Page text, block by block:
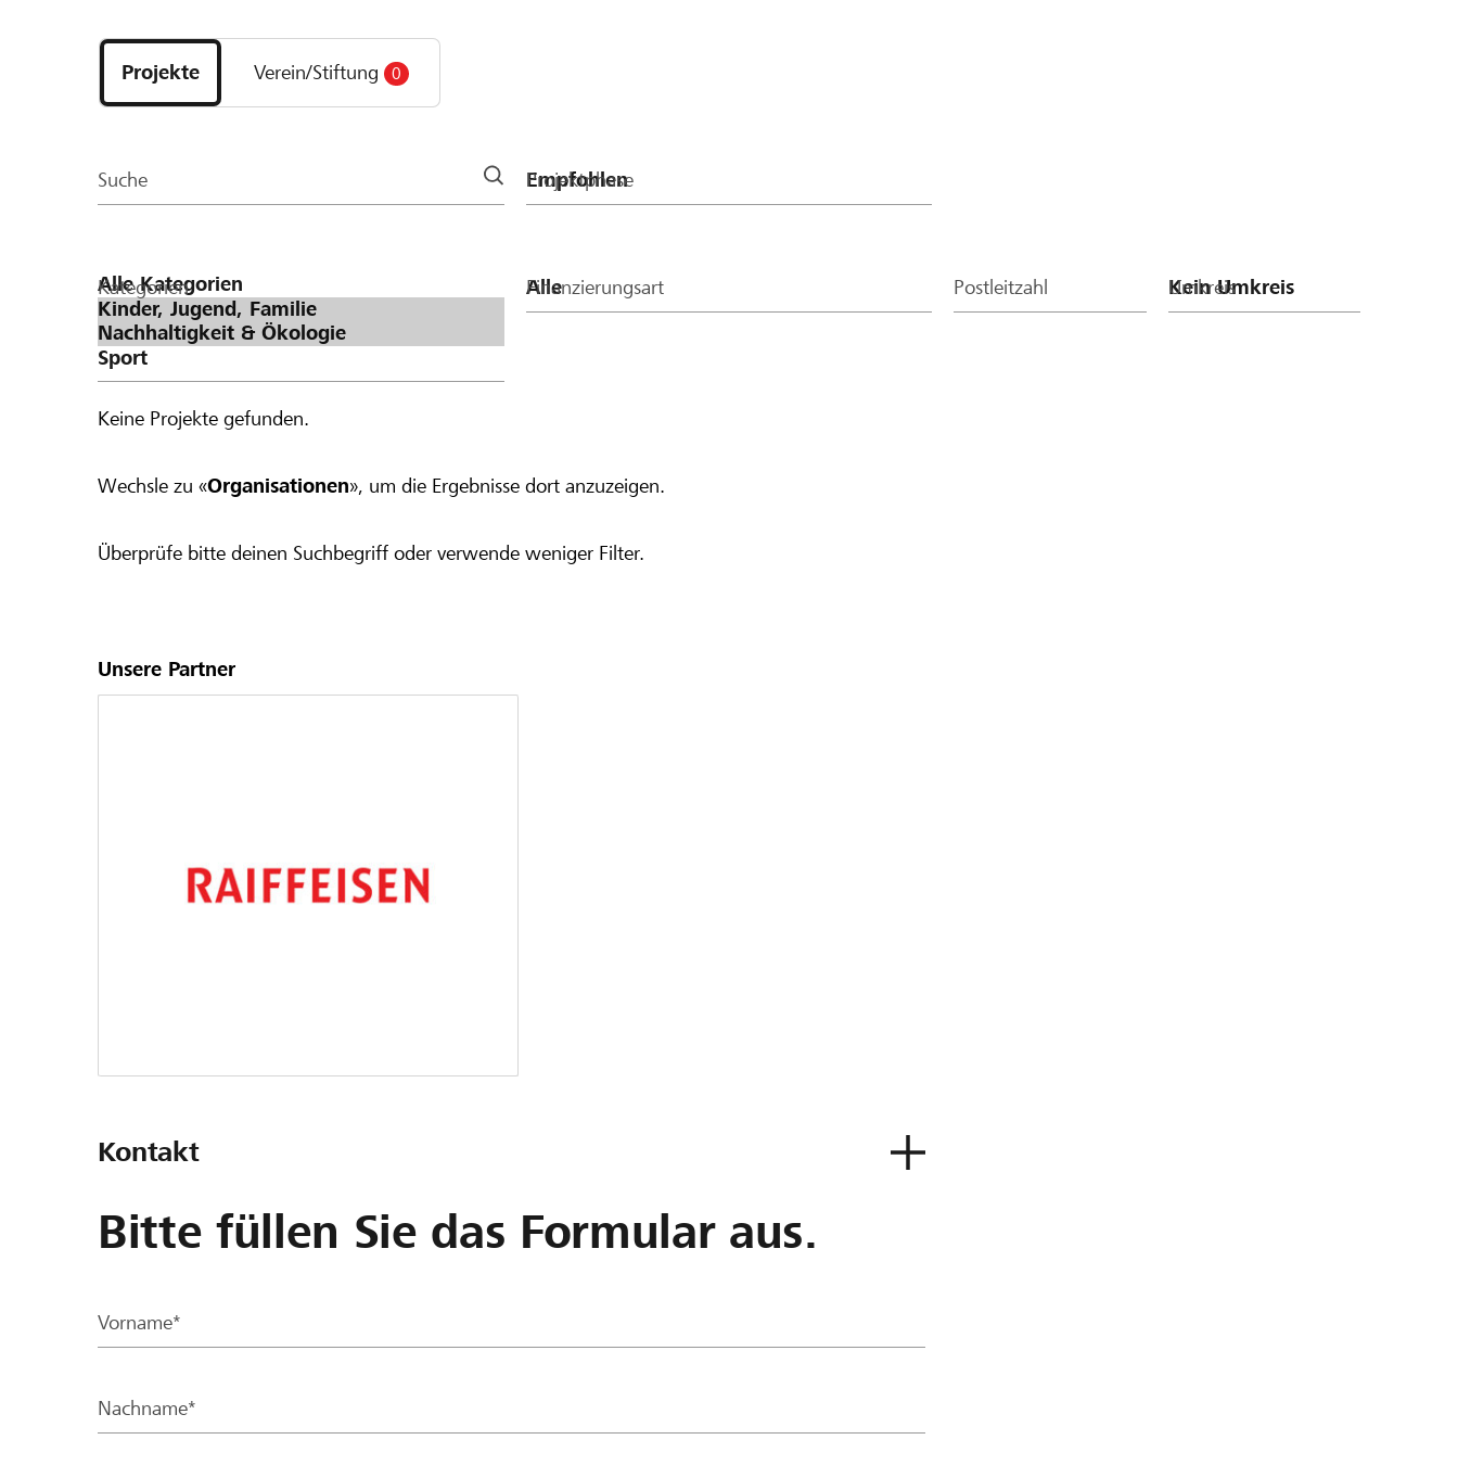
Projekte
und
Organisationen
Projekte Verein/Stiftung 0
Suche Projektphase
Kategorien Finanzierungsart Postleitzahl Umkreis
Keine Projekte gefunden.
Wechsle zu «Organisationen», um die Ergebnisse dort anzuzeigen.
Überprüfe bitte deinen Suchbegriff oder verwende weniger Filter.
Unsere Partner
Kontakt
Bitte füllen Sie das Formular aus.
Vorname*
Nachname*